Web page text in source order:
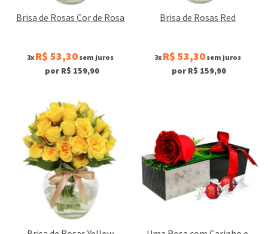
Brisa de Rosas Cor de Rosa
3x R$ 53,30 sem juros
por R$ 159,90
Brisa de Rosas Red
3x R$ 53,30sem juros
por R$ 159,90